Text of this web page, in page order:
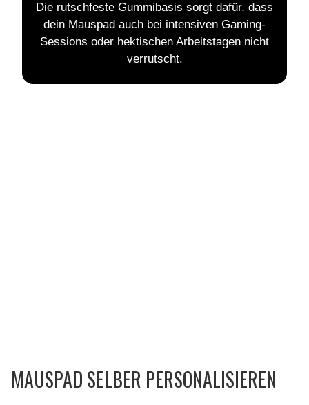
Die rutschfeste Gummibasis sorgt dafür, dass
dein Mauspad auch bei intensiven Gaming-
Sessions oder hektischen Arbeitstagen nicht
verrutscht.
MAUSPAD SELBER PERSONALISIEREN